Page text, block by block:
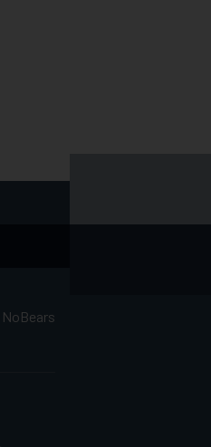
NoBears